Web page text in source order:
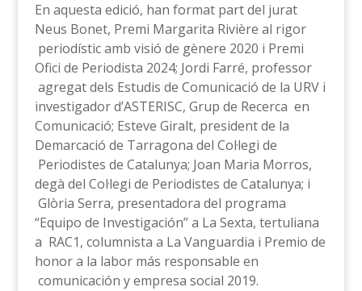
En aquesta edició, han format part del jurat
Neus Bonet, Premi Margarita Rivière al rigor
periodístic amb visió de gènere 2020 i Premi
Ofici de Periodista 2024; Jordi Farré, professor
agregat dels Estudis de Comunicació de la URV i
investigador d’ASTERISC, Grup de Recerca en
Comunicació; Esteve Giralt, president de la
Demarcació de Tarragona del Col·legi de
Periodistes de Catalunya; Joan Maria Morros,
degà del Col·legi de Periodistes de Catalunya; i
Glòria Serra, presentadora del programa
“Equipo de Investigación” a La Sexta, tertuliana
a RAC1, columnista a La Vanguardia i Premio de
honor a la labor más responsable en
comunicación y empresa social 2019.